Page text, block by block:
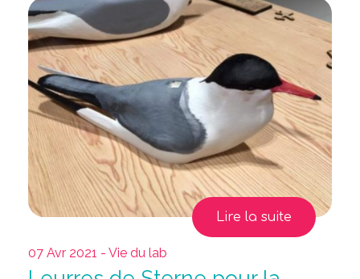
Lire la suite
07 Avr 2021 - Vie du lab